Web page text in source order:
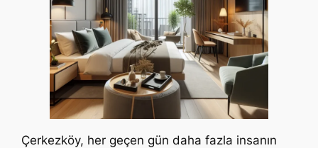
Çerkezköy, her geçen gün daha fazla insanın